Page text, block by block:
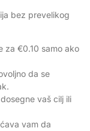
bez prevelikog
za €0.10 samo ako
da se
vaš cilj ili
vam da